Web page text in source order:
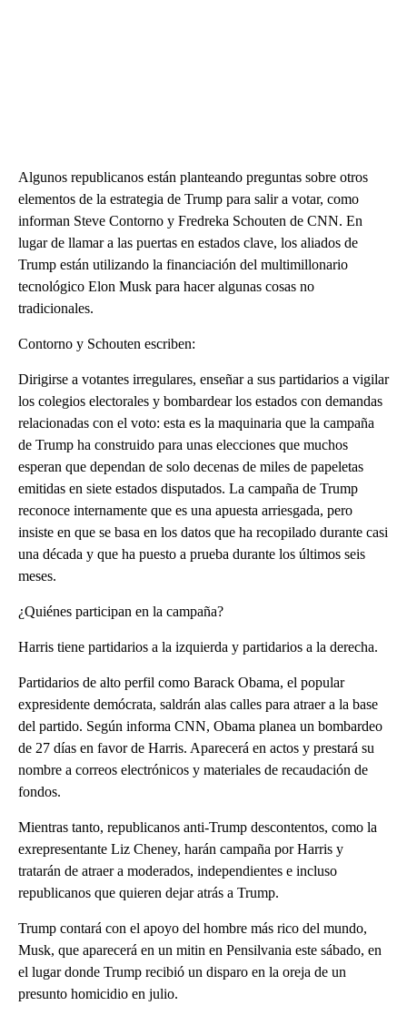
Algunos republicanos están planteando preguntas sobre otros
elementos de la estrategia de Trump para salir a votar, como
informan Steve Contorno y Fredreka Schouten de CNN. En
lugar de llamar a las puertas en estados clave, los aliados de
Trump están utilizando la financiación del multimillonario
tecnológico Elon Musk para hacer algunas cosas no
tradicionales.
Contorno y Schouten escriben:
Dirigirse a votantes irregulares, enseñar a sus partidarios a vigilar
los colegios electorales y bombardear los estados con demandas
relacionadas con el voto: esta es la maquinaria que la campaña
de Trump ha construido para unas elecciones que muchos
esperan que dependan de solo decenas de miles de papeletas
emitidas en siete estados disputados. La campaña de Trump
reconoce internamente que es una apuesta arriesgada, pero
insiste en que se basa en los datos que ha recopilado durante casi
una década y que ha puesto a prueba durante los últimos seis
meses.
¿Quiénes participan en la campaña?
Harris tiene partidarios a la izquierda y partidarios a la derecha.
Partidarios de alto perfil como Barack Obama, el popular
expresidente demócrata, saldrán alas calles para atraer a la base
del partido. Según informa CNN, Obama planea un bombardeo
de 27 días en favor de Harris. Aparecerá en actos y prestará su
nombre a correos electrónicos y materiales de recaudación de
fondos.
Mientras tanto, republicanos anti-Trump descontentos, como la
exrepresentante Liz Cheney, harán campaña por Harris y
tratarán de atraer a moderados, independientes e incluso
republicanos que quieren dejar atrás a Trump.
Trump contará con el apoyo del hombre más rico del mundo,
Musk, que aparecerá en un mitin en Pensilvania este sábado, en
el lugar donde Trump recibió un disparo en la oreja de un
presunto homicidio en julio.